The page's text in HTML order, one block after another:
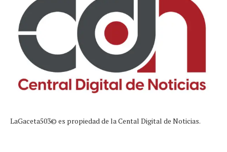
LaGaceta503© es propiedad de la Cental Digital de Noticias.